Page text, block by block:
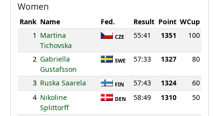
Women
Rank Name Fed. Result Point WCup
1 Martina
Tichovska
CZE 55:41 1351 100
2 Gabriella
Gustafsson
SWE 57:33 1327 80
3 Ruska Saarela FIN 57:43 1324
60
4 Nikoline
Splittorff
DEN 58:49 1310 50